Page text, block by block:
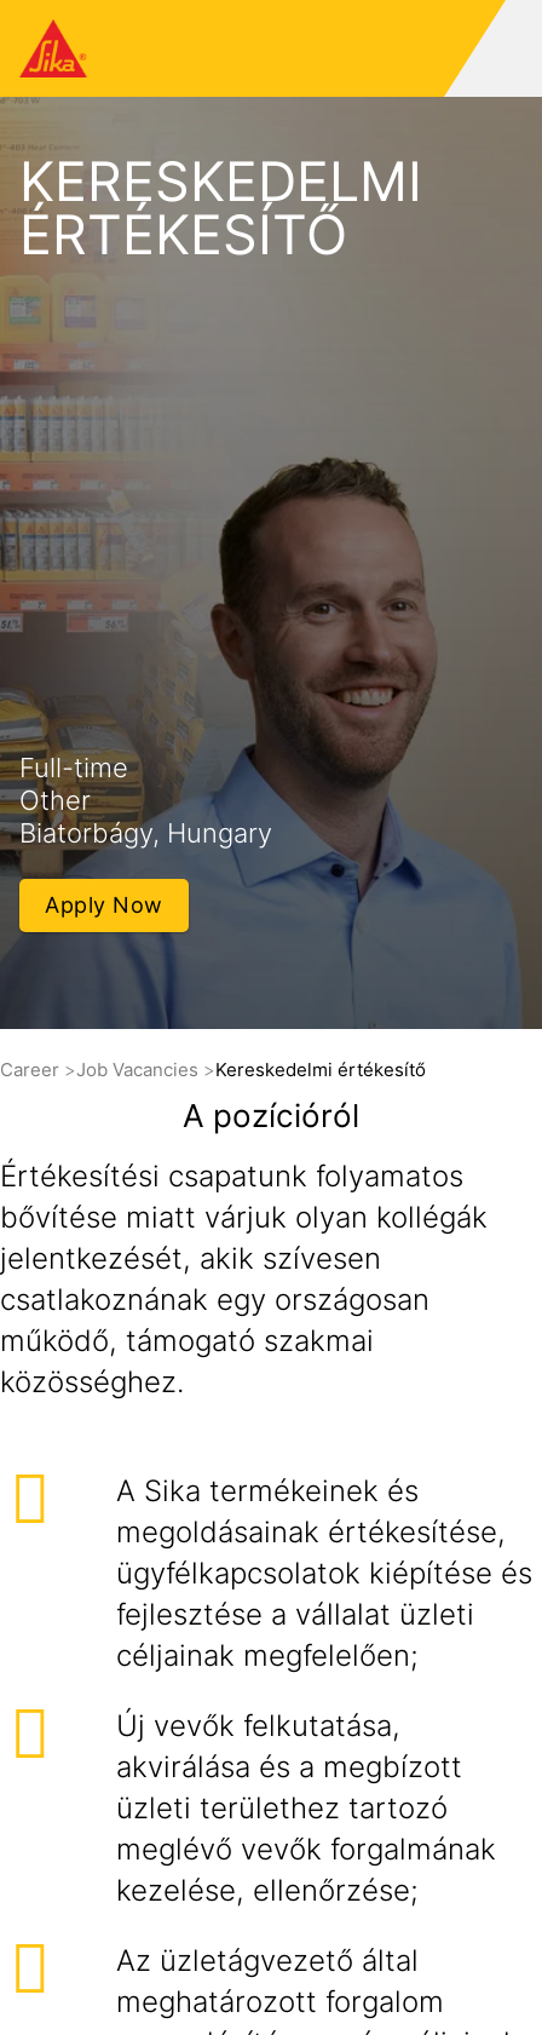
KERESKEDELMI
ÉRTÉKESÍTŐ
Full-time
Other
Biatorbágy, Hungary
Apply Now
Career Job Vacancies Kereskedelmi értékesítő
A pozícióról
Értékesítési csapatunk folyamatos
bővítése miatt várjuk olyan kollégák
jelentkezését, akik szívesen
csatlakoznának egy országosan
működő, támogató szakmai
közösséghez.
A Sika termékeinek és
megoldásainak értékesítése,
ügyfélkapcsolatok kiépítése és
fejlesztése a vállalat üzleti
céljainak megfelelően;
Új vevők felkutatása,
akvirálása és a megbízott
üzleti területhez tartozó
meglévő vevők forgalmának
kezelése, ellenőrzése;
Az üzletágvezető által
meghatározott forgalom